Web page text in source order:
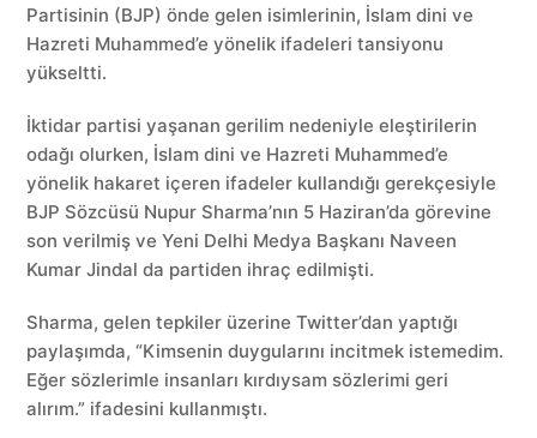
Partisinin (BJP) önde gelen isimlerinin, İslam dini ve
Hazreti Muhammed’e yönelik ifadeleri tansiyonu
yükseltti.
İktidar partisi yaşanan gerilim nedeniyle eleştirilerin
odağı olurken, İslam dini ve Hazreti Muhammed’e
yönelik hakaret içeren ifadeler kullandığı gerekçesiyle
BJP Sözcüsü Nupur Sharma’nın 5 Haziran’da görevine
son verilmiş ve Yeni Delhi Medya Başkanı Naveen
Kumar Jindal da partiden ihraç edilmişti.
Sharma, gelen tepkiler üzerine Twitter’dan yaptığı
paylaşımda, “Kimsenin duygularını incitmek istemedim.
Eğer sözlerimle insanları kırdıysam sözlerimi geri
alırım.” ifadesini kullanmıştı.